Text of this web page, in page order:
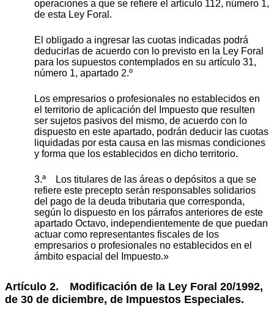
operaciones a que se refiere el artículo 112, número 1,
de esta Ley Foral.
El obligado a ingresar las cuotas indicadas podrá
deducirlas de acuerdo con lo previsto en la Ley Foral
para los supuestos contemplados en su artículo 31,
número 1, apartado 2.º
Los empresarios o profesionales no establecidos en
el territorio de aplicación del Impuesto que resulten
ser sujetos pasivos del mismo, de acuerdo con lo
dispuesto en este apartado, podrán deducir las cuotas
liquidadas por esta causa en las mismas condiciones
y forma que los establecidos en dicho territorio.
3.ª Los titulares de las áreas o depósitos a que se
refiere este precepto serán responsables solidarios
del pago de la deuda tributaria que corresponda,
según lo dispuesto en los párrafos anteriores de este
apartado Octavo, independientemente de que puedan
actuar como representantes fiscales de los
empresarios o profesionales no establecidos en el
ámbito espacial del Impuesto.»
Artículo 2. Modificación de la Ley Foral 20/1992,
de 30 de diciembre, de Impuestos Especiales.